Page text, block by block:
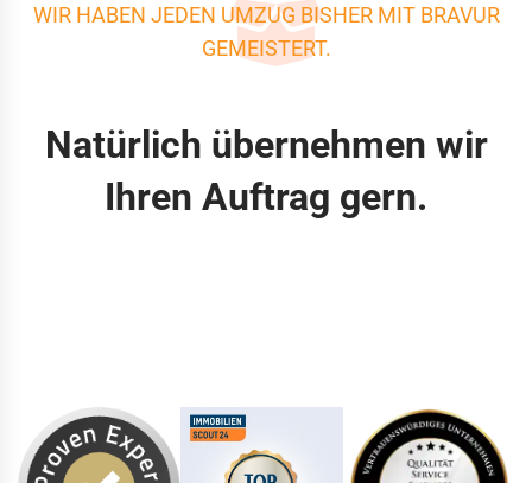
WIR HABEN JEDEN UMZUG BISHER MIT BRAVUR
GEMEISTERT.
Natürlich übernehmen wir
Ihren Auftrag gern.